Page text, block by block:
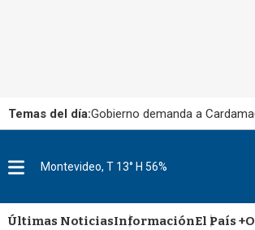
Temas del día:Gobierno demanda a Cardama
M
u
Montevideo, T 13° H 56%
Últimas NoticiasInformaciónEl País +